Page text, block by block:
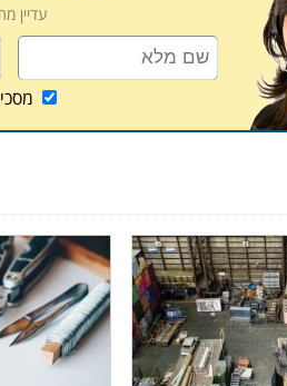
ממוחשב נערך פעם או פעמיים
ופספסתם את אחד השיעורים
עדיין